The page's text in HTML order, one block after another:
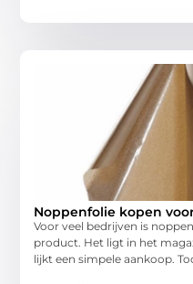
Noppenfolie kopen
Voor veel bedrijven is
product. Het ligt in het
lijkt een simpele aankoop.